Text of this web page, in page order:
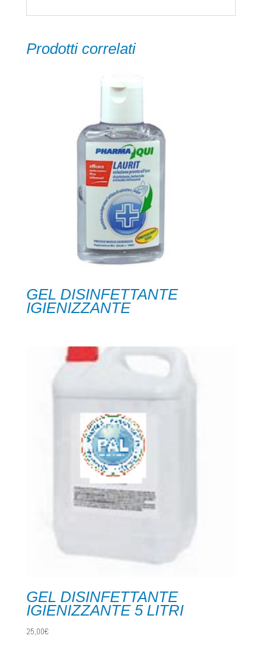
Prodotti correlati
GEL DISINFETTANTE
IGIENIZZANTE
GEL DISINFETTANTE
IGIENIZZANTE 5 LITRI
25,00€